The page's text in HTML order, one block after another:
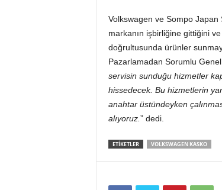
Volkswagen ve Sompo Japan
markanın işbirliğine gittiğini
doğrultusunda ürünler
Pazarlamadan Sorumlu Genel
servisin sunduğu hizmetler
hissedecek. Bu hizmetlerin
anahtar üstündeyken
alıyoruz. ” dedi.
ETIKETLER VOLKSWAGEN KASKO